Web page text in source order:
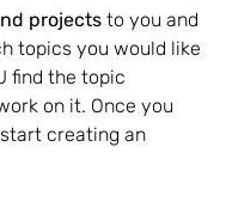
projects to you and
topics you would like
find the topic
on it. Once you
creating an